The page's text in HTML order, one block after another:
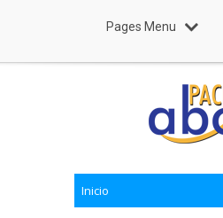
Pages Menu
Inicio